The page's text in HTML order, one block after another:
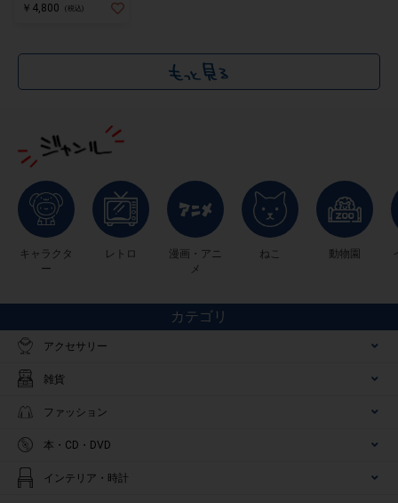
￥4,800 (税込)
キャラクタ
ー
レトロ
漫画・アニ
メ
ねこ 動物園
カテゴリ
アクセサリー
雑貨
ファッション
本・CD・DVD
インテリア・時計